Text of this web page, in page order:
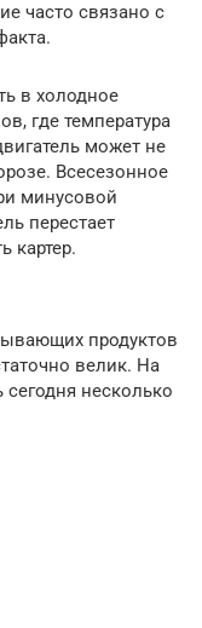
часто связано с
в холодное
где температура
может не
Всесезонное
минусовой
перестает
картер.
продуктов
велик. На
несколько